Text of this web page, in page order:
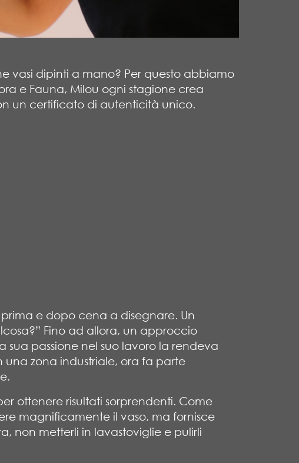
vasi dipinti a mano? Per questo abbiamo
e Fauna, Milou ogni stagione crea
un certificato di autenticità unico.
e dopo cena a disegnare. Un
Fino ad allora, un approccio
passione nel suo lavoro la rendeva
una zona industriale, ora fa parte
ottenere risultati sorprendenti. Come
magnificamente il vaso, ma fornisce
non metterli in lavastoviglie e pulirli